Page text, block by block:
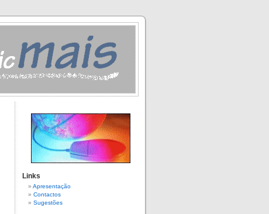
Links
Apresentação
Contactos
Sugestões